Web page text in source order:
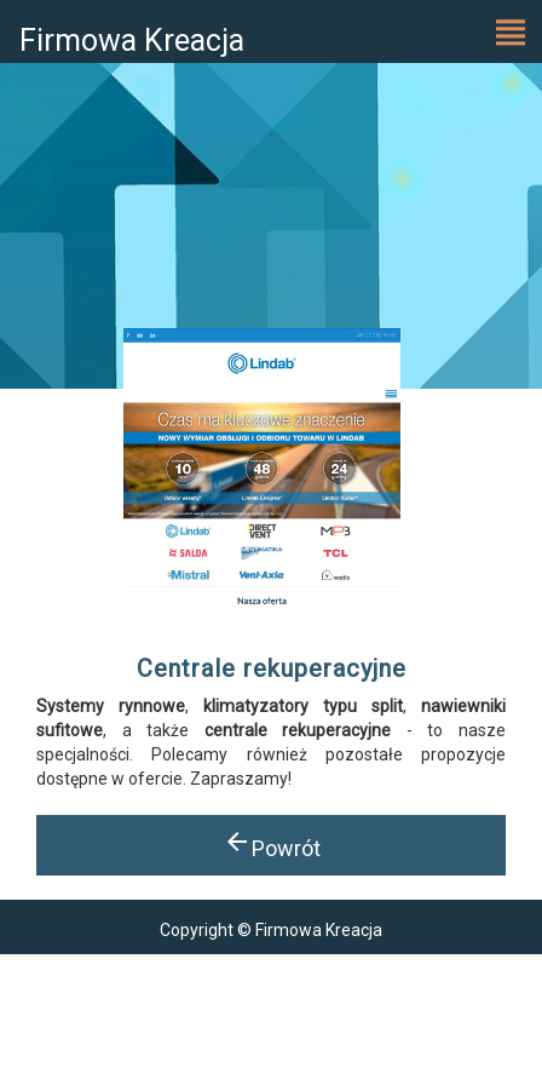
Firmowa Kreacja
Centrale rekuperacyjne
Systemy rynnowe, klimatyzatory typu split, nawiewniki
sufitowe, a także centrale rekuperacyjne - to nasze
specjalności. Polecamy również pozostałe propozycje
dostępne w ofercie. Zapraszamy!
arrow_back Powrót
Copyright © Firmowa Kreacja